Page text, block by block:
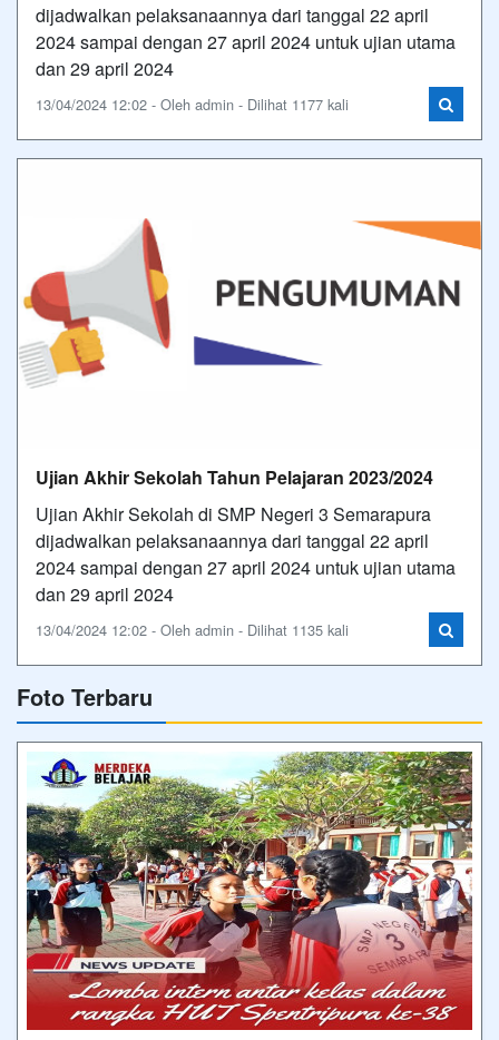
dijadwalkan pelaksanaannya dari tanggal 22 april
2024 sampai dengan 27 april 2024 untuk ujian utama
dan 29 april 2024
13/04/2024 12:02 - Oleh admin - Dilihat 1177 kali
Ujian Akhir Sekolah Tahun Pelajaran 2023/2024
Ujian Akhir Sekolah di SMP Negeri 3 Semarapura
dijadwalkan pelaksanaannya dari tanggal 22 april
2024 sampai dengan 27 april 2024 untuk ujian utama
dan 29 april 2024
13/04/2024 12:02 - Oleh admin - Dilihat 1135 kali
Foto Terbaru